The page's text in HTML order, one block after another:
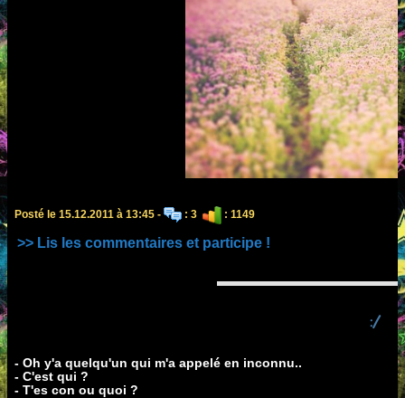
Posté le 15.12.2011 à 13:45 - : 3 : 1149
>> Lis les commentaires et participe !
:/
‎- Oh y'a quelqu'un qui m'a appelé en inconnu..
- C'est qui ?
- T'es con ou quoi ?